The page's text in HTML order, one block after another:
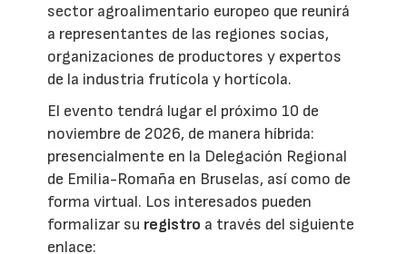
sector agroalimentario europeo que reunirá
a representantes de las regiones socias,
organizaciones de productores y expertos
de la industria frutícola y hortícola.
El evento tendrá lugar el próximo 10 de
noviembre de 2026, de manera híbrida:
presencialmente en la Delegación Regional
de Emilia-Romaña en Bruselas, así como de
forma virtual. Los interesados pueden
formalizar su registro a través del siguiente
enlace: